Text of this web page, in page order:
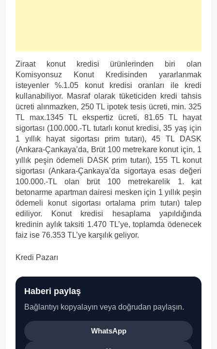
Ziraat konut kredisi ürünlerinden biri olan
Komisyonsuz Konut Kredisinden yararlanmak
isteyenler %.1.05 konut kredisi oranları ile kredi
kullanabiliyor. Masraf olarak tüketiciden kredi tahsis
ücreti alınmazken, 250 TL ipotek tesis ücreti, min. 325
TL max.1345 TL ekspertiz ücreti, 81.65 TL hayat
sigortası (100.000.-TL tutarlı konut kredisi, 35 yaş için
1 yıllık hayat sigortası prim tutarı), 45 TL DASK
(Ankara-Çankaya’da, Brüt 100 metrekare konut için, 1
yıllık peşin ödemeli DASK prim tutarı), 155 TL konut
sigortası (Ankara-Çankaya’da sigortaya esas değeri
100.000.-TL olan brüt 100 metrekarelik 1. kat
betonarme apartman dairesi mesken için 1 yıllık peşin
ödemeli konut sigortası ortalama prim tutarı) talep
ediliyor. Konut kredisi hesaplama yapıldığında
kredinin aylık taksiti 1.470 TL’ye, toplamda ödenecek
faiz ise 76.353 TL’ye karşılık geliyor.
Kredi Pazarı
Haberi paylaş
Bağlantıyı kopyalayın veya doğrudan paylaşın.
WhatsApp